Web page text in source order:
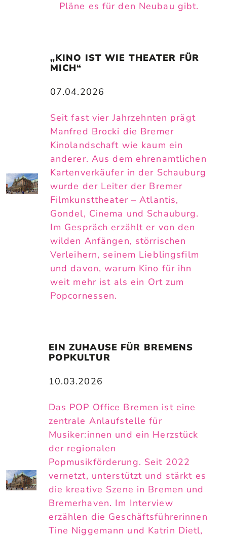
Pläne es für den Neubau gibt.
„KINO IST WIE THEATER FÜR
MICH“
07.04.2026
Seit fast vier Jahrzehnten prägt
Manfred Brocki die Bremer
Kinolandschaft wie kaum ein
anderer. Aus dem ehrenamtlichen
Kartenverkäufer in der Schauburg
wurde der Leiter der Bremer
Filmkunsttheater – Atlantis,
Gondel, Cinema und Schauburg.
Im Gespräch erzählt er von den
wilden Anfängen, störrischen
Verleihern, seinem Lieblingsfilm
und davon, warum Kino für ihn
weit mehr ist als ein Ort zum
Popcornessen.
EIN ZUHAUSE FÜR BREMENS
POPKULTUR
10.03.2026
Das POP Office Bremen ist eine
zentrale Anlaufstelle für
Musiker:innen und ein Herzstück
der regionalen
Popmusikförderung. Seit 2022
vernetzt, unterstützt und stärkt es
die kreative Szene in Bremen und
Bremerhaven. Im Interview
erzählen die Geschäftsführerinnen
Tine Niggemann und Katrin Dietl,